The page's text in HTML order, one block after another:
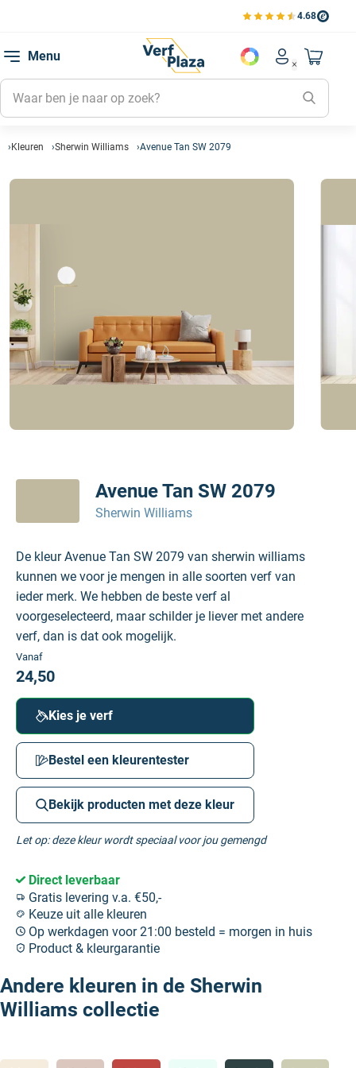
4.68
Bekijk de verfplaza
Menu
Account
Mijn
Mijn
Mijn
Naar
Kleuren Sherwin Williams Avenue Tan SW 2079
Avenue Tan SW 2079
Sherwin Williams
De kleur Avenue Tan SW 2079 van sherwin williams
kunnen we voor je mengen in alle soorten verf van
ieder merk. We hebben de beste verf al
voorgeselecteerd, maar schilder je liever met andere
verf, dan is dat ook mogelijk.
Vanaf
24,50
Kies je verf
Bestel een kleurentester
Bekijk producten met deze kleur
Let op: deze kleur wordt speciaal voor jou gemengd
Direct leverbaar
Gratis levering v.a. €50,-
Keuze uit alle kleuren
Op werkdagen voor 21:00 besteld = morgen in huis
Product & kleurgarantie
Andere kleuren in de Sherwin
Williams collectie